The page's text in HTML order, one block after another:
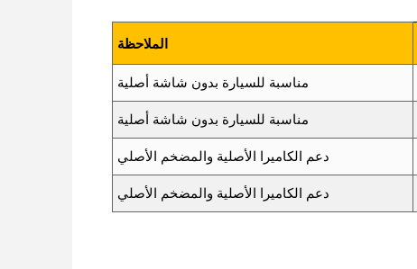
الملاحظة
مناسبة للسيارة بدون شاشة أصلية
مناسبة للسيارة بدون شاشة أصلية
دعم الكاميرا الأصلية والمضخم الأصلي
دعم الكاميرا الأصلية والمضخم الأصلي